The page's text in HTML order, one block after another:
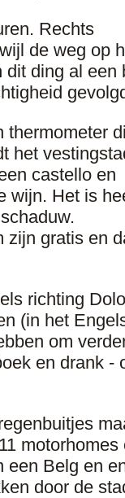
Rechts
de weg op
ding al
thermometer
het
castello en
wijn. Het is
zijn gratis en
richting
(in het
om
en drank -
een Belg en
door de